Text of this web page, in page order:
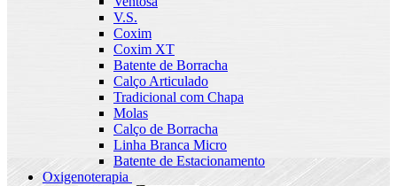
V.S.
Coxim
Coxim XT
Batente de Borracha
Calço Articulado
Tradicional com Chapa
Molas
Calço de Borracha
Linha Branca Micro
Batente de Estacionamento
Oxigenoterapia